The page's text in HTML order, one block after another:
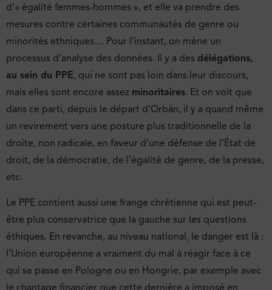
d’« égalité femmes-hommes », et elle va prendre des
mesures contre certaines communautés de genre ou
minorités ethniques… Pour l’instant, on mène un
processus d’analyse des données. Il y a des délégations,
au sein du PPE, qui ne sont pas loin dans leur discours,
mais elles sont encore assez minoritaires. Et on voit que
dans ce parti, depuis le départ d’Orbán, il y a quand même
un revirement vers une posture plus traditionnelle de la
droite, non radicale, en faveur d’une défense de l’État de
droit, de la démocratie, de l’égalité de genre, de la presse,
etc.
Le PPE contient aussi une frange chrétienne qui est peut-
être plus conservatrice que la gauche sur les questions
éthiques. En revanche, au niveau national, le danger est là :
l’Union européenne a vraiment du mal à réagir face à ce
qui se passe en Pologne ou en Hongrie, par exemple avec